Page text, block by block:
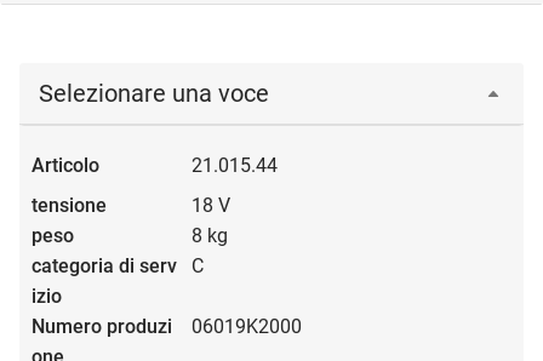
Selezionare una voce
21.015.44
18 V
8 kg
C
06019K2000